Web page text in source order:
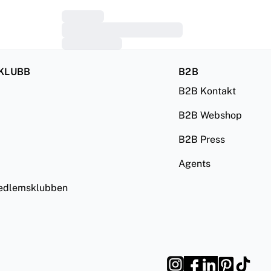
B2B
B2B Kontakt
B2B Webshop
B2B Press
Agents